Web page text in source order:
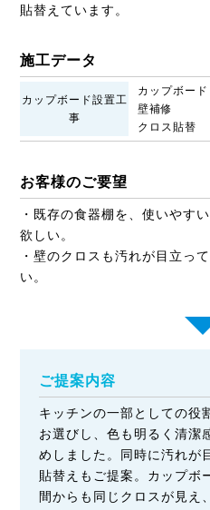
貼替えています。
施工データ
カップボード設置工
事
カップボー
壁補修
クロス貼替
お客様のご要望
・既存の食器棚を、使いやす
欲しい。
・壁のクロスも汚れが目立っ
い。
ご提案内容
キッチンの一部としての役
お選びし、色も明るく清潔
めしました。同時に汚れが
貼替えもご提案。カップボ
間からも同じクロスが見え